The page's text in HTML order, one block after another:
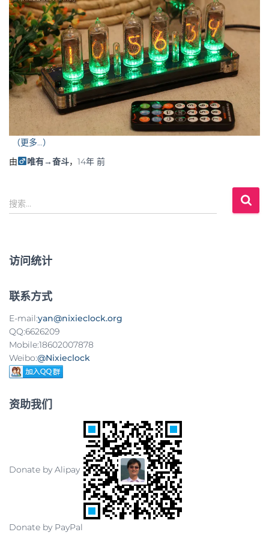
（更多…）
由
唯有→奋斗， 14年前
搜
索
搜索…
访问统计
联系方式
E-mail:yan@nixieclock.org
QQ:6626209
Mobile:18602007878
Weibo:@Nixieclock
资助我们
Donate by Alipay
Donate by PayPal